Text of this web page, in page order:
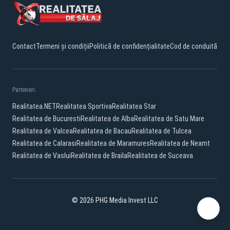
ContactTermeni și condițiiPolitică de confidențialitateCod de conduită
Parteneri:
Realitatea.NETRealitatea SportivaRealitatea Star
Realitatea de BucurestiRealitatea de AlbaRealitatea de Satu Mare
Realitatea de ValceaRealitatea de BacauRealitatea de Tulcea
Realitatea de CalarasiRealitatea de MaramuresRealitatea de Neamt
Realitatea de VasluiRealitatea de BrailaRealitatea de Suceava
© 2026 PHG Media Invest LLC